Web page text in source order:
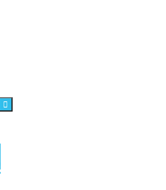
Buscar